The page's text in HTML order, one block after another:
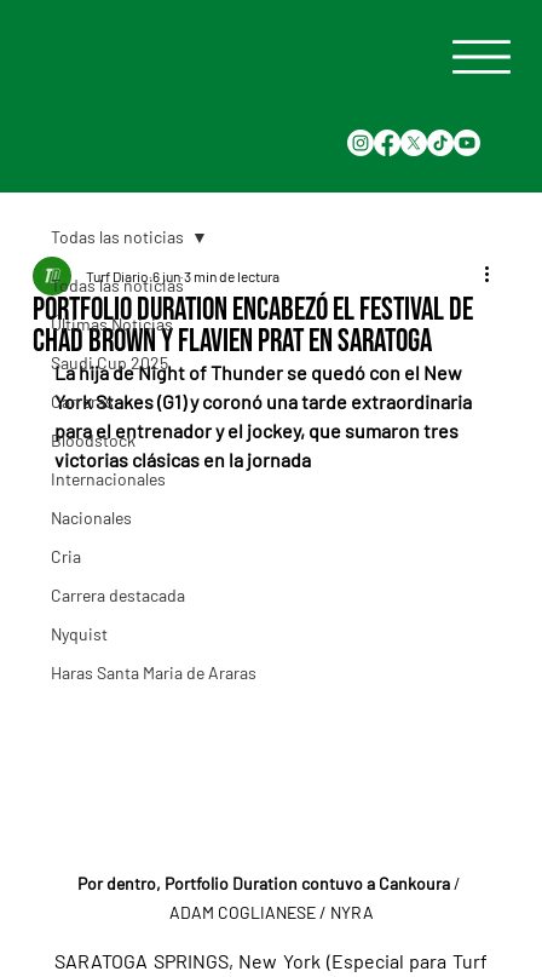
Todas las noticias
Últimas Noticias
Saudi Cup 2025
Carreras
Bloodstock
Internacionales
Nacionales
Cria
Carrera destacada
Nyquist
Haras Santa Maria de Araras
Todas las noticias
Portfolio Duration encabezó el festival de
Chad Brown y Flavien Prat en Saratoga
Turf Diario 6 jun 3 min de lectura
La hija de Night of Thunder se quedó con el New
York Stakes (G1) y coronó una tarde extraordinaria
para el entrenador y el jockey, que sumaron tres
victorias clásicas en la jornada
Por dentro, Portfolio Duration contuvo a Cankoura /
ADAM COGLIANESE / NYRA
SARATOGA SPRINGS, New York (Especial para Turf